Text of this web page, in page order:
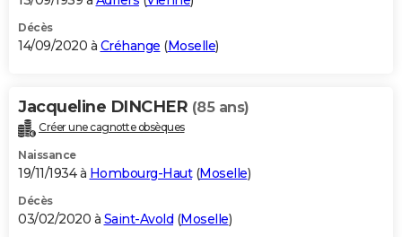
Décès
14/09/2020 à Créhange (Moselle)
Jacqueline DINCHER (85 ans)
Créer une cagnotte obsèques
Naissance
19/11/1934 à Hombourg-Haut(Moselle)
Décès
03/02/2020 à Saint-Avold (Moselle)